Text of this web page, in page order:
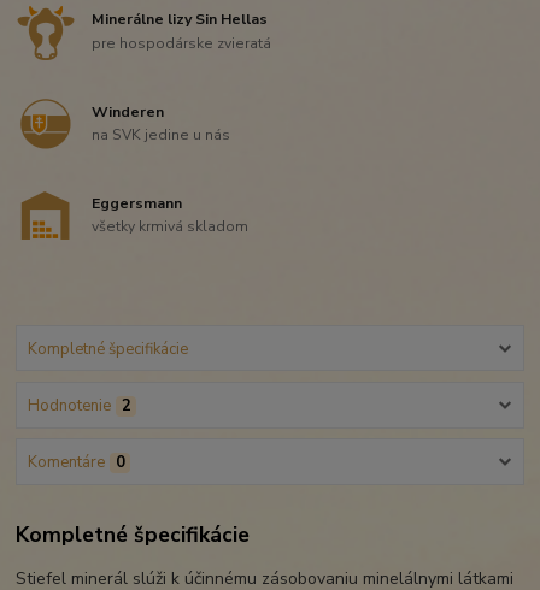
Minerálne lizy Sin Hellas
pre hospodárske zvieratá
Winderen
na SVK jedine u nás
Eggersmann
všetky krmivá skladom
Kompletné špecifikácie
Hodnotenie 2
Komentáre 0
Kompletné špecifikácie
Stiefel minerál slúži k účinnému zásobovaniu minelálnymi látkami